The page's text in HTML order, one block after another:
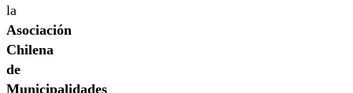
la
Asociación
Chilena
de
Municipalidades